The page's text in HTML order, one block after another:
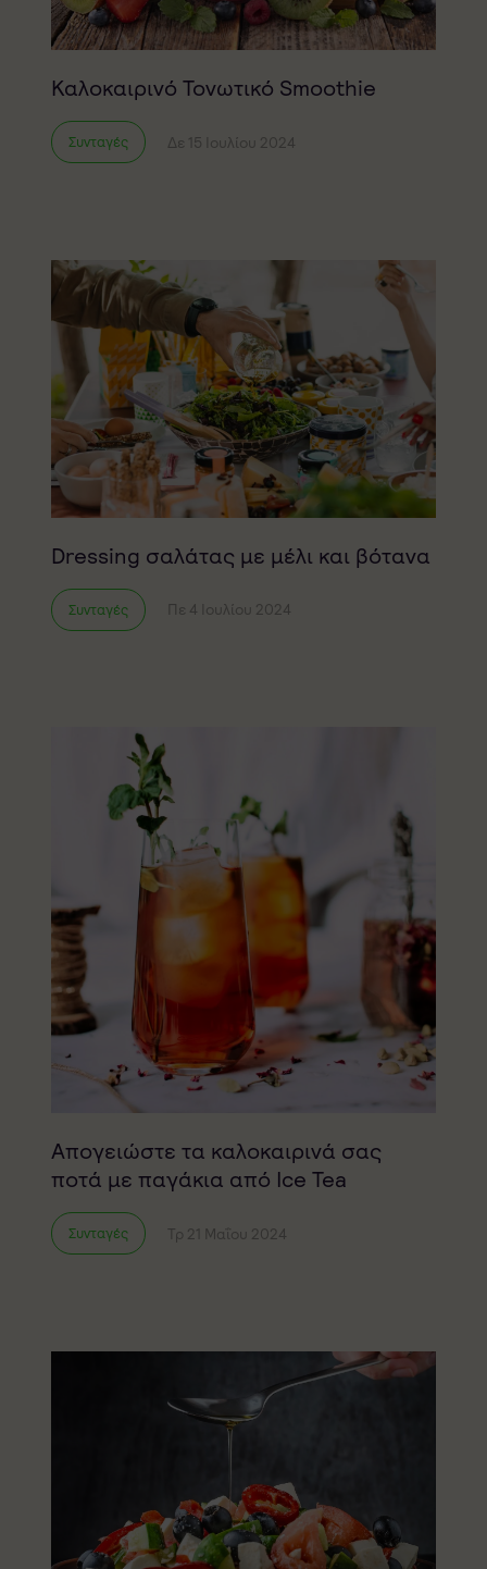
Καλοκαιρινό Τονωτικό Smoothie
Συνταγές Δε 15 Ιουλίου 2024
Dressing σαλάτας με μέλι και βότανα
Συνταγές Πε 4 Ιουλίου 2024
Απογειώστε τα καλοκαιρινά σας
ποτά με παγάκια από Ice Tea
Συνταγές Τρ 21 Μαΐου 2024